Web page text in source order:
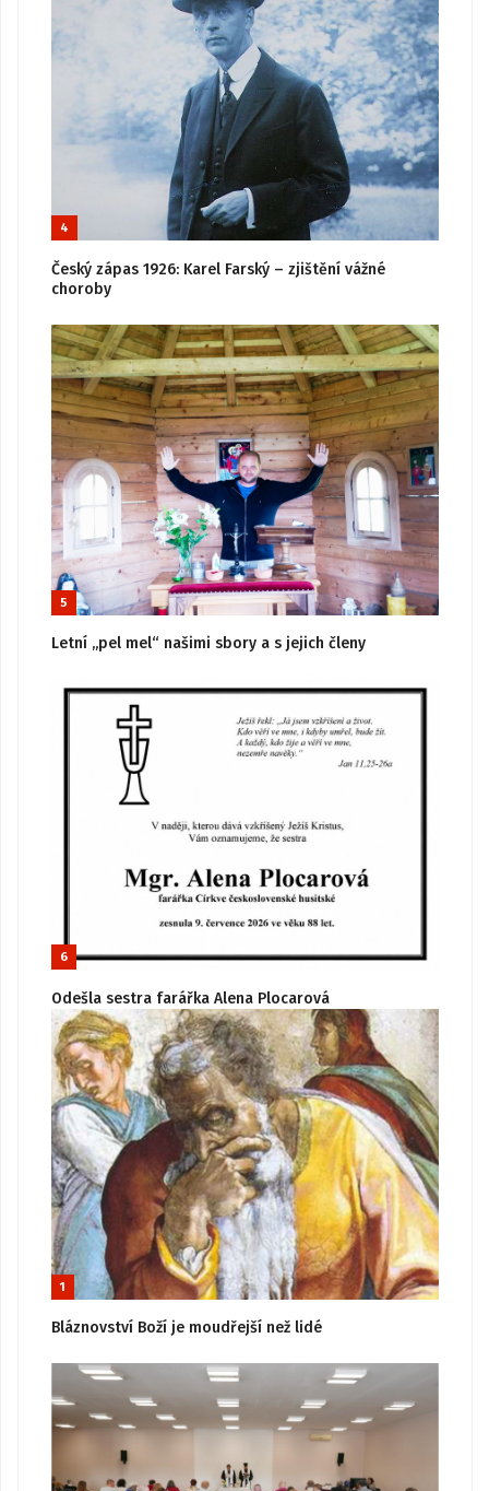
4
Český zápas 1926: Karel Farský – zjištění vážné
choroby
5
Letní „pel mel“ našimi sbory a s jejich členy
6
Odešla sestra farářka Alena Plocarová
1
Bláznovství Boží je moudřejší než lidé